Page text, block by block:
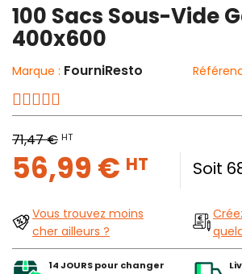
100 Sacs Sous-Vide
400x600
Marque : FourniResto
71,47 € HT
56,99 € HT Soit
Vous trouvez moins
cher ailleurs ?
14 JOURS pour changer